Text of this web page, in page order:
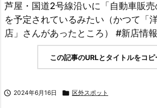
芦屋・国道2号線沿いに「自動車販
を予定されているみたい（かつて「
店」さんがあったところ） #新店情
この記事のURLとタイトルをコピ
 2024年6月16日  区外スポット